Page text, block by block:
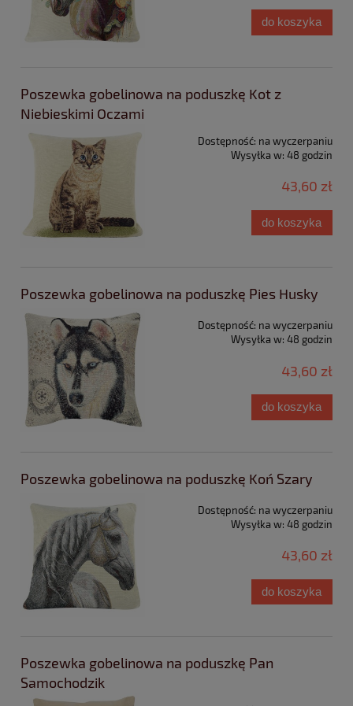
do koszyka
Poszewka gobelinowa na poduszkę Kot z
Niebieskimi Oczami
Dostępność: na wyczerpaniu
Wysyłka w: 48 godzin
43,60 zł
do koszyka
Poszewka gobelinowa na poduszkę Pies Husky
Dostępność: na wyczerpaniu
Wysyłka w: 48 godzin
43,60 zł
do koszyka
Poszewka gobelinowa na poduszkę Koń Szary
Dostępność: na wyczerpaniu
Wysyłka w: 48 godzin
43,60 zł
do koszyka
Poszewka gobelinowa na poduszkę Pan
Samochodzik